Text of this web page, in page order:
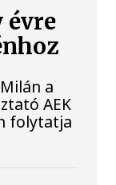
a
AEK
folytatja